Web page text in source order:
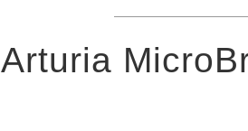
Arturia